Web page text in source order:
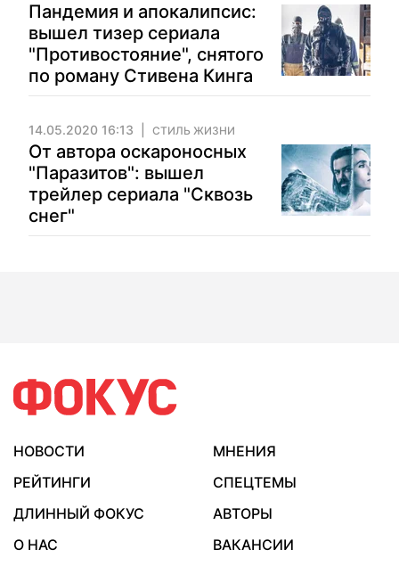
Пандемия и апокалипсис:
вышел тизер сериала
"Противостояние", снятого
по роману Стивена Кинга
14.05.2020 16:13 СТИЛЬ ЖИЗНИ
От автора оскароносных
"Паразитов": вышел
трейлер сериала "Сквозь
снег"
НОВОСТИ
МНЕНИЯ
РЕЙТИНГИ
СПЕЦТЕМЫ
ДЛИННЫЙ ФОКУС
АВТОРЫ
О НАС
ВАКАНСИИ